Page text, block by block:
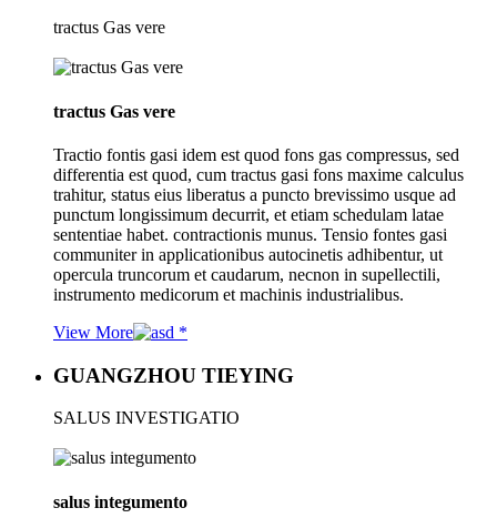
tractus Gas vere
tractus Gas vere
Tractio fontis gasi idem est quod fons gas compressus, sed
differentia est quod, cum tractus gasi fons maxime calculus
trahitur, status eius liberatus a puncto brevissimo usque ad
punctum longissimum decurrit, et etiam schedulam latae
sententiae habet. contractionis munus. Tensio fontes gasi
communiter in applicationibus autocinetis adhibentur, ut
opercula truncorum et caudarum, necnon in supellectili,
instrumento medicorum et machinis industrialibus.
View More
GUANGZHOU TIEYING
SALUS INVESTIGATIO
salus integumento